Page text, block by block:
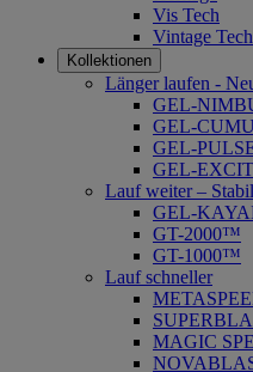
Vis Tech
Vintage Tech
Kollektionen
Länger laufen -
GEL-
GEL-
GEL-
GEL-
Lauf weiter –
GEL-
GT-2000™
GT-1000™
Lauf schneller
MAGIC